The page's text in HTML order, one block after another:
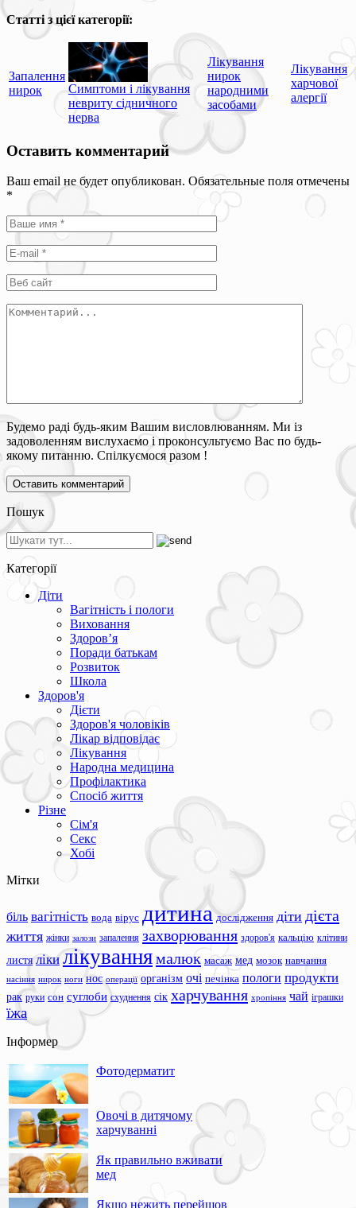
Статті з цієї категорії:
Запалення
нирок
Симптоми і лікування
невриту сідничного
нерва
Лікування
нирок
народними
засобами
Лікування
харчової
алергії
Оставить комментарий
Ваш email не будет опубликован. Обязательные поля отмечены
*
Будемо раді будь-яким Вашим висловлюванням. Ми із
задоволенням вислухаємо і проконсультуємо Вас по будь-
якому питанню. Спілкуємося разом !
Пошук
Категорії
Діти
Вагітність і пологи
Виховання
Здоров’я
Поради батькам
Розвиток
Школа
Здоров'я
Дієти
Здоров'я чоловіків
Лікар відповідає
Лікування
Народна медицина
Профілактика
Спосіб життя
Різне
Сім'я
Секс
Хобі
Мітки
біль вагітність вода вірус дитина дослідження діти дієта
життя жінки залози запалення захворювання здоров'я кальцію клітини
листя ліки лікуваннямалюк масаж мед мозок навчання
насіння нирок ноги нос операції організм очі печінка пологи продукти
рак руки сон суглоби схуднення сік харчування хропіння чай іграшки
їжа
Інформер
Фотодерматит
Овочі в дитячому
харчуванні
Як правильно вживати
мед
Якщо нежить перейшов